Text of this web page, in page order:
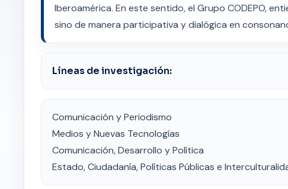
Iberoamérica. En este sentido, el Grupo CODEPO,
sino de manera participativa y dialógica en
Líneas de investigación:
Comunicación y Periodismo
Medios y Nuevas Tecnologías
Comunicación, Desarrollo y Política
Estado, Ciudadanía, Políticas Públicas e